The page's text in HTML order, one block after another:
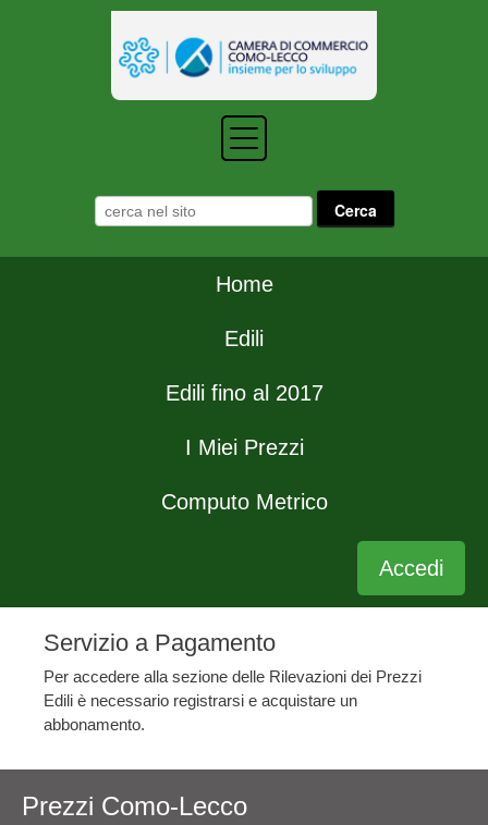
Home
Edili
Edili fino al 2017
I Miei Prezzi
Computo Metrico
Accedi
Servizio a Pagamento
Per accedere alla sezione delle Rilevazioni dei Prezzi
Edili è necessario registrarsi e acquistare un
abbonamento.
Prezzi Como-Lecco